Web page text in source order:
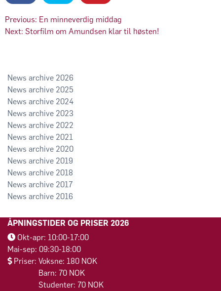
Innleggsnavigasjon
Previous: En minneverdig middag
Next: Storfilm om Amundsen klar til høsten!
2026
2025
2024
2023
2022
2021
2020
2019
2018
2017
2016
ÅPNINGSTIDER OG PRISER 2026
Okt-apr: 10:00-17:00
Mai-sep: 09:30-18:00
Priser: Voksne: 180 NOK
Barn: 70 NOK
Studenter: 70 NOK